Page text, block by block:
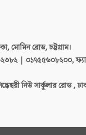
মোমিন রোড, চট্টগ্রাম।
| ০১৭৫৫৬০৮২০০,
নিউ সার্কুলার রোড ,